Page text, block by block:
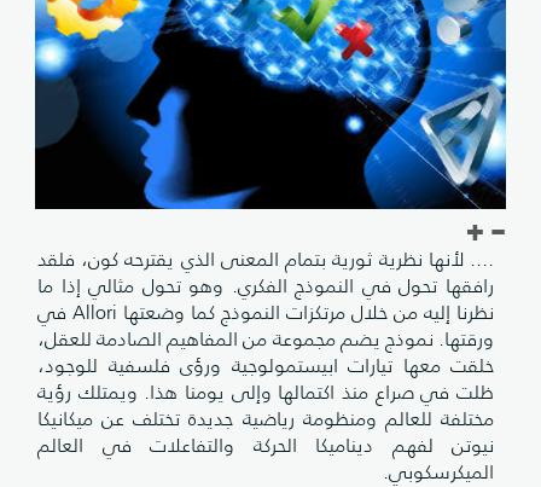
.... لأنها نظرية ثورية بتمام المعنى الذي يقترحه كون، فلقد
رافقها تحول في النموذج الفكري. وهو تحول مثالي إذا ما
نظرنا إليه من خلال مرتكزات النموذج كما وضعتها Allori في
ورقتها. نموذج يضم مجموعة من المفاهيم الصادمة للعقل،
خلقت معها تيارات ابيستمولوجية ورؤى فلسفية للوجود،
ظلت في صراع منذ اكتمالها وإلى يومنا هذا. ويمتلك رؤية
مختلفة للعالم ومنظومة رياضية جديدة تختلف عن ميكانيكا
نيوتن لفهم ديناميكا الحركة والتفاعلات في العالم
الميكرسكوبي.